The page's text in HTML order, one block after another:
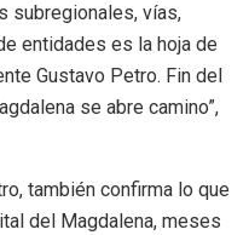
subregionales, vías,
entidades es la hoja de
Gustavo Petro. Fin del
se abre camino”,
también confirma lo que
del Magdalena, meses